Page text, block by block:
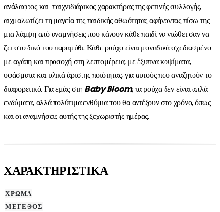
ανάλαφρος και παιχνιδιάρικος χαρακτήρας της φετινής συλλογής,
αιχμαλωτίζει τη μαγεία της παιδικής αθωότητας αφήνοντας πίσω της
μια λάμψη από αναμνήσεις που κάνουν κάθε παιδί να νιώθει σαν να
ζει στο δικό του παραμύθι. Κάθε ρούχο είναι μοναδικά σχεδιασμένο
με αγάπη και προσοχή στη λεπτομέρεια, με έξυπνα κοψίματα,
υφάσματα και υλικά άριστης ποιότητας, για αυτούς που αναζητούν το
διαφορετικό. Για εμάς στη Baby Bloom, τα ρούχα δεν είναι απλά
ενδύματα, αλλά πολύτιμα ενθύμια που θα αντέξουν στο χρόνο, όπως
και οι αναμνήσεις αυτής της ξεχωριστής ημέρας.
ΧΑΡΑΚΤΗΡΙΣΤΙΚΑ
ΧΡΩΜΑ
ΜΕΓΕΘΟΣ